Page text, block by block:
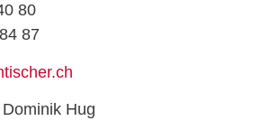
80
87
Hug